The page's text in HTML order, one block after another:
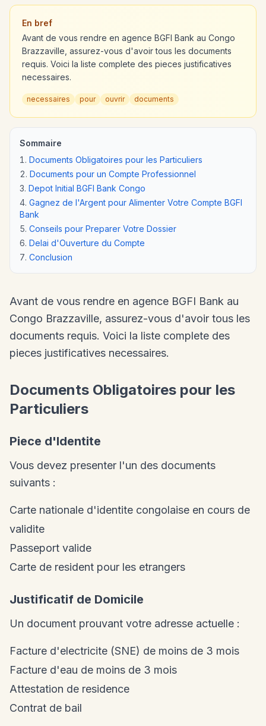
En bref
Avant de vous rendre en agence BGFI Bank au Congo
Brazzaville, assurez-vous d'avoir tous les documents
requis. Voici la liste complete des pieces justificatives
necessaires.
necessaires pour ouvrir documents
Sommaire
Documents Obligatoires pour les Particuliers
Documents pour un Compte Professionnel
Depot Initial BGFI Bank Congo
Gagnez de l'Argent pour Alimenter Votre Compte BGFI
Bank
Conseils pour Preparer Votre Dossier
Delai d'Ouverture du Compte
Conclusion
Avant de vous rendre en agence BGFI Bank au
Congo Brazzaville, assurez-vous d'avoir tous les
documents requis. Voici la liste complete des
pieces justificatives necessaires.
Documents Obligatoires pour les
Particuliers
Piece d'Identite
Vous devez presenter l'un des documents
suivants :
Carte nationale d'identite congolaise en cours de
validite
Passeport valide
Carte de resident pour les etrangers
Justificatif de Domicile
Un document prouvant votre adresse actuelle :
Facture d'electricite (SNE) de moins de 3 mois
Facture d'eau de moins de 3 mois
Attestation de residence
Contrat de bail